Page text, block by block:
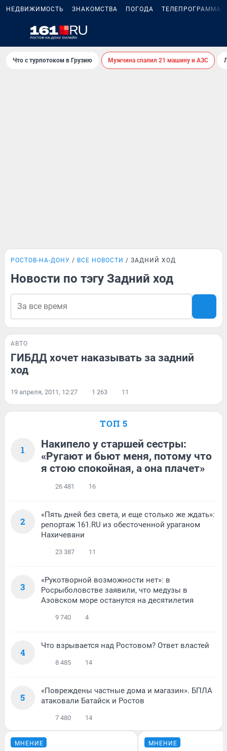
НЕДВИЖИМОСТЬ ЗНАКОМСТВА ПОГОДА ТЕЛЕПРОГРАММА
Что с турпотоком в Грузию Мужчина спалил 21 машину и АЗС
РОСТОВ-НА-ДОНУ ВСЕ НОВОСТИ ЗАДНИЙ ХОД
Новости по тэгу Задний ход
АВТО
ГИБДД хочет наказывать за задний
ход
19 апреля, 2011, 12:27 1 263 11
ТОП 5
1
Накипело у старшей сестры:
«Ругают и бьют меня, потому что
я стою спокойная, а она плачет»
26 481 16
2
«Пять дней без света, и еще столько же ждать»:
репортаж 161.RU из обесточенной ураганом
Нахичевани
23 387 11
3
«Рукотворной возможности нет»: в
Росрыболовстве заявили, что медузы в
Азовском море останутся на десятилетия
9 740 4
4
Что взрывается над Ростовом? Ответ властей
8 485 14
5
«Повреждены частные дома и магазин». БПЛА
атаковали Батайск и Ростов
7 480 14
МНЕНИЕ МНЕНИЕ